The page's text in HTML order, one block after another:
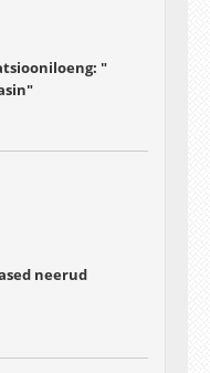
"
neerud